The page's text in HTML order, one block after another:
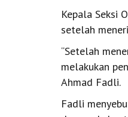
Kepala Seksi
setelah
“Setelah
melakukan
Ahmad Fadli.
Fadli